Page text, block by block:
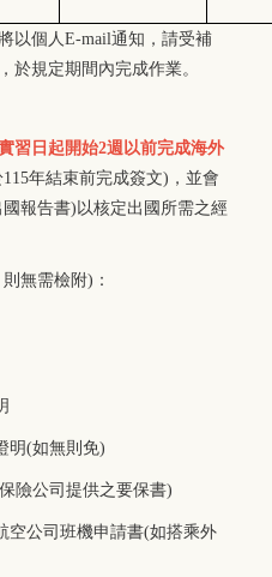
以個人E-mail通知，請受補
於規定期間內完成作業。
習日起開始2週以前完成海外
年結束前完成簽文)，並會
報告書)以核定出國所需之經
無需檢附)：
明(如無則免)
險公司提供之要保書)
空公司班機申請書(如搭乘外